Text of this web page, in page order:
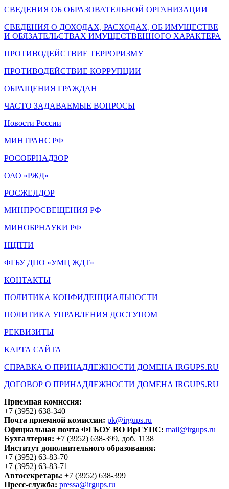
СВЕДЕНИЯ ОБ ОБРАЗОВАТЕЛЬНОЙ ОРГАНИЗАЦИИ
СВЕДЕНИЯ О ДОХОДАХ, РАСХОДАХ, ОБ ИМУЩЕСТВЕ
И ОБЯЗАТЕЛЬСТВАХ ИМУЩЕСТВЕННОГО ХАРАКТЕРА
ПРОТИВОДЕЙСТВИЕ ТЕРРОРИЗМУ
ПРОТИВОДЕЙСТВИЕ КОРРУПЦИИ
ОБРАЩЕНИЯ ГРАЖДАН
ЧАСТО ЗАДАВАЕМЫЕ ВОПРОСЫ
Новости России
МИНТРАНС РФ
РОСОБРНАДЗОР
ОАО «РЖД»
РОСЖЕЛДОР
МИНПРОСВЕЩЕНИЯ РФ
МИНОБРНАУКИ РФ
НЦПТИ
ФГБУ ДПО «УМЦ ЖДТ»
КОНТАКТЫ
ПОЛИТИКА КОНФИДЕНЦИАЛЬНОСТИ
ПОЛИТИКА УПРАВЛЕНИЯ ДОСТУПОМ
РЕКВИЗИТЫ
КАРТА САЙТА
СПРАВКА О ПРИНАДЛЕЖНОСТИ ДОМЕНА IRGUPS.RU
ДОГОВОР О ПРИНАДЛЕЖНОСТИ ДОМЕНА IRGUPS.RU
Приемная комиссия:
+7 (3952) 638-340
Почта приемной комиссии: pk@irgups.ru
Официальная почта ФГБОУ ВО ИрГУПС: mail@irgups.ru
Бухгалтерия: +7 (3952) 638-399, доб. 1138
Институт дополнительного образования:
+7 (3952) 63-83-70
+7 (3952) 63-83-71
Автосекретарь: +7 (3952) 638-399
Пресс-служба: pressa@irgups.ru